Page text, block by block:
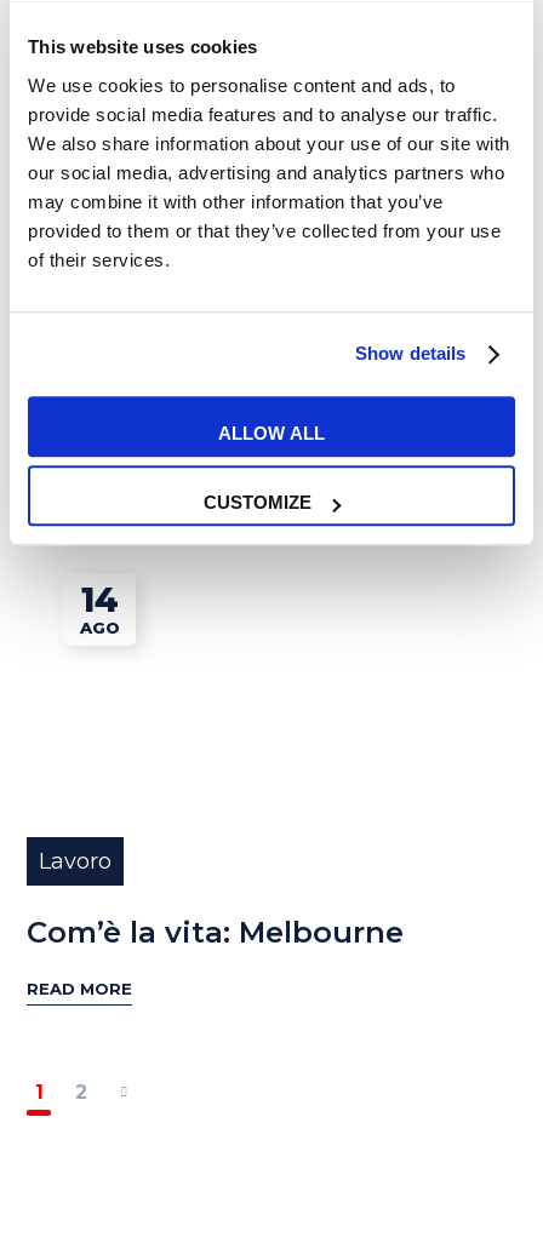
This website uses cookies
We use cookies to personalise content and ads, to
provide social media features and to analyse our traffic.
We also share information about your use of our site with
our social media, advertising and analytics partners who
may combine it with other information that you’ve
provided to them or that they’ve collected from your use
of their services.
Show details
ALLOW ALL
CUSTOMIZE
AGO
Trasferirsi e lavorare a Malta
READ MORE
14
AGO
Lavoro
Com’è la vita: Melbourne
READ MORE
1 2